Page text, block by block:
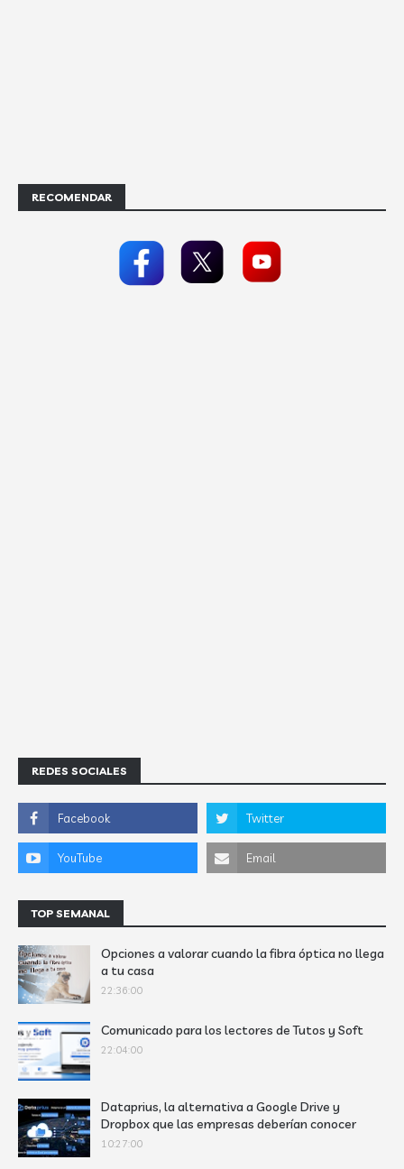
RECOMENDAR
REDES SOCIALES
TOP SEMANAL
Opciones a valorar cuando la fibra óptica no llega
a tu casa
22:36:00
Comunicado para los lectores de Tutos y Soft
22:04:00
Dataprius, la alternativa a Google Drive y
Dropbox que las empresas deberían conocer
10:27:00